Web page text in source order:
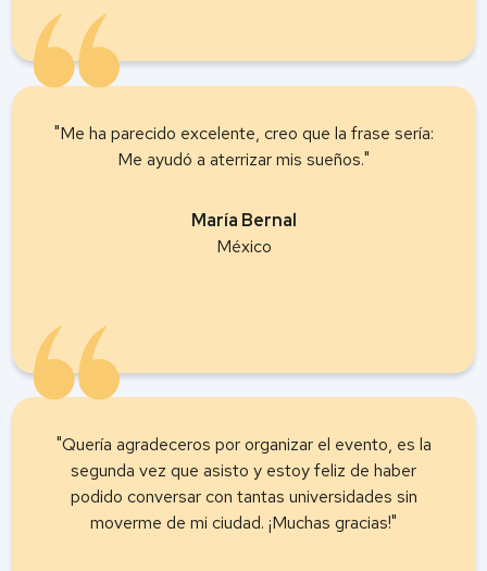
"Me ha parecido excelente, creo que la frase sería:
Me ayudó a aterrizar mis sueños."
María Bernal
México
"Quería agradeceros por organizar el evento, es la
segunda vez que asisto y estoy feliz de haber
podido conversar con tantas universidades sin
moverme de mi ciudad. ¡Muchas gracias!"